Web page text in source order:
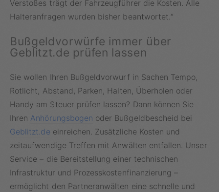
Verstoßes trägt der Fahrzeugführer die Kosten. Alle
Halteranfragen wurden bisher beantwortet.“
Bußgeldvorwürfe immer über
Geblitzt.de prüfen lassen
Sie wollen Ihren Bußgeldvorwurf in Sachen Tempo,
Rotlicht, Abstand, Parken, Halten, Überholen oder
Handy am Steuer prüfen lassen? Dann können Sie
Ihren Anhörungsbogen oder Bußgeldbescheid bei
Geblitzt.de einreichen. Zusätzliche Kosten und
zeitaufwendige Treffen mit Anwälten entfallen. Unser
Service – die Bereitstellung einer technischen
Infrastruktur und Prozesskostenfinanzierung –
ermöglicht den Partneranwälten eine schnelle und